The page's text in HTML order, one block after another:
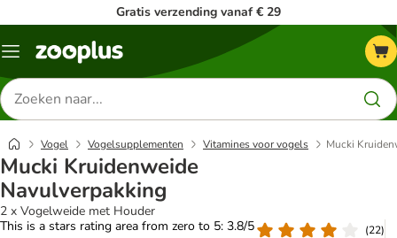
Gratis verzending vanaf € 29
Menu
Zoeken
naar
producten
Vogel Vogelsupplementen Vitamines voor vogels Mucki
Mucki Kruidenweide
Navulverpakking
2 x Vogelweide met Houder
This is a stars rating area from zero to 5: 3.8/5
(22)